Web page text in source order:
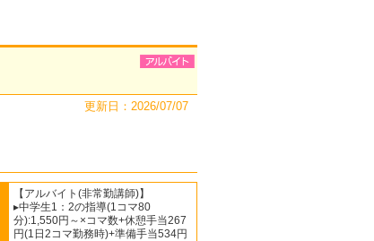
更新日：2026/07/07
【アルバイト(非常勤講師)】
▸中学生1：2の指導(1コマ80
分):1,550円～×コマ数+休憩手当267
円(1日2コマ勤務時)+準備手当534円